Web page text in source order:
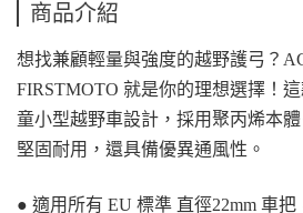
商品介紹
想找兼顧輕量與強度的越野護弓？
FIRSTMOTO 就是你的理想選擇！
童小型越野車設計，採用聚丙烯本
堅固耐用，還具備優異通風性。
● 適用所有 EU 標準 直徑22mm 車